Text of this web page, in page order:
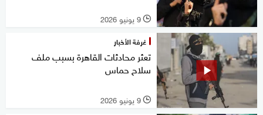
l 9 يونيو 2026
غرفة الأخبار
تعثر محادثات القاهرة بسبب ملف
سلاح حماس
l 9 يونيو 2026